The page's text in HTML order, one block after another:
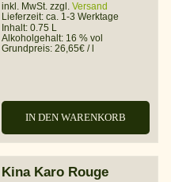
inkl. MwSt. zzgl. Versand
Lieferzeit: ca. 1-3 Werktage
Inhalt: 0.75 L
Alkoholgehalt: 16 % vol
Grundpreis: 26,65€ /
IN DEN WARENKORB
Kina Karo Rouge